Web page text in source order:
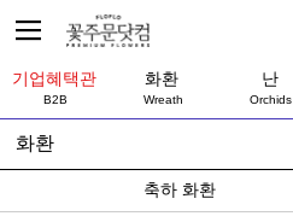
기업혜택관
B2B
화환
Wreath
난
Orchids
화환
축하 화환